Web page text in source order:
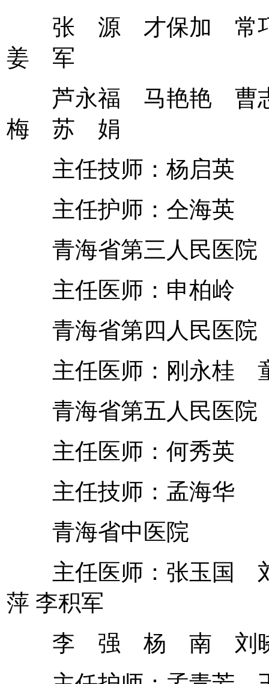
张 源 才保加 常
姜 军
芦永福 马艳艳 曹
梅 苏 娟
主任技师：杨启英
主任护师：仝海英
青海省第三人民医院
主任医师：申柏岭
青海省第四人民医院
主任医师：刚永桂
青海省第五人民医院
主任医师：何秀英
主任技师：孟海华
青海省中医院
主任医师：张玉国
萍 李积军
李 强 杨 南 刘